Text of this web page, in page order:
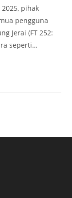
pihak
pengguna
Jerai (FT 252:
seperti…